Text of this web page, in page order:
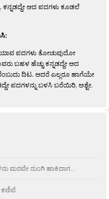
ಆದ ಪದಗಳು ಕೂಡಲೆ
ಪದಗಳು ತೋಚುವುದೋ
ಬಹಳ ಹೆಚ್ಚು ಕನ್ನಡದ್ದೇ ಆದ
ದಿಟ. ಆದರೆ ಎಲ್ಲರೂ ಹಾಗೆಯೇ
ಪದಗಳನ್ನು ಬಳಸಿ ಬರೆಯಿರಿ, ಅಶ್ಟೇ.
ಮರವೇ ನುಂಗಿ ಹಾಕಿದಾಗ…
ಕಣಿವೆ